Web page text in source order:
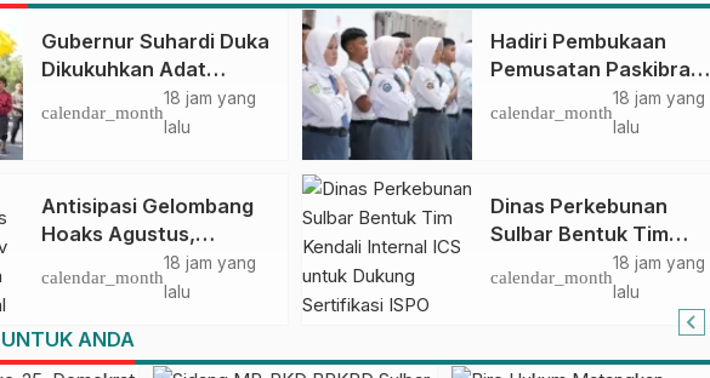
Gubernur Suhardi Duka
Dikukuhkan Adat
Balanipa, Raih Gelar
Sulo Tappidena
calendar_month
18 jam yang
lalu
Hadiri Pembukaan
Pemusatan Paskibraka
Provinsi, Murdanil: Ini
Membentuk Karakter
calendar_month
18 jam yang
lalu
Antisipasi Gelombang
Hoaks Agustus,
Pemprov Sulbar Ajak
Warga Jaga Ruang
calendar_month
18 jam yang
lalu
Dinas Perkebunan
Sulbar Bentuk Tim
Kendali Internal ICS
untuk Dukung
Pasangkayu
calendar_month
18 jam yang
lalu
ANDA